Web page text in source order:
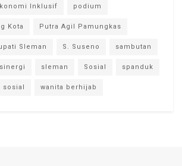
Inklusif podium
Kota Putra Agil Pamungkas
Sleman S. Suseno sambutan
sinergi sleman Sosial spanduk
wanita berhijab